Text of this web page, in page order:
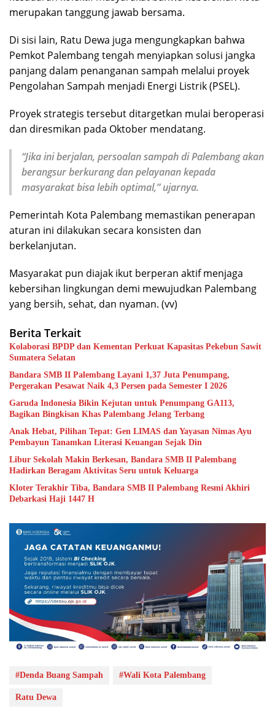
merupakan tanggung jawab bersama.
Di sisi lain, Ratu Dewa juga mengungkapkan bahwa
Pemkot Palembang tengah menyiapkan solusi jangka
panjang dalam penanganan sampah melalui proyek
Pengolahan Sampah menjadi Energi Listrik (PSEL).
Proyek strategis tersebut ditargetkan mulai beroperasi
dan diresmikan pada Oktober mendatang.
“Jika ini berjalan, persoalan sampah di Palembang akan
berangsur berkurang dan pelayanan kepada
masyarakat bisa lebih optimal,” ujarnya.
Pemerintah Kota Palembang memastikan penerapan
aturan ini dilakukan secara konsisten dan
berkelanjutan.
Masyarakat pun diajak ikut berperan aktif menjaga
kebersihan lingkungan demi mewujudkan Palembang
yang bersih, sehat, dan nyaman. (vv)
Berita Terkait
Kolaborasi BPDP dan Kementan Perkuat Kapasitas Pekebun Sawit
Sumatera Selatan
Bandara SMB II Palembang Layani 1,37 Juta Penumpang,
Pergerakan Pesawat Naik 4,3 Persen pada Semester I 2026
Garuda Indonesia Bikin Kejutan untuk Penumpang GA113,
Bagikan Bingkisan Khas Palembang Jelang Terbang
Anak Hebat, Pilihan Tepat: Gen LIMAS dan Yayasan Nimas Ayu
Pembayun Tanamkan Literasi Keuangan Sejak Din
Libur Sekolah Makin Berkesan, Bandara SMB II Palembang
Hadirkan Beragam Aktivitas Seru untuk Keluarga
Kloter Terakhir Tiba, Bandara SMB II Palembang Resmi Akhiri
Debarkasi Haji 1447 H
#Denda Buang Sampah #Wali Kota Palembang
Ratu Dewa